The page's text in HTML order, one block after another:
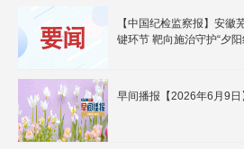
【中国纪检监察报】安徽
键环节 靶向施治守护“夕阳
早间播报【2026年6月9日